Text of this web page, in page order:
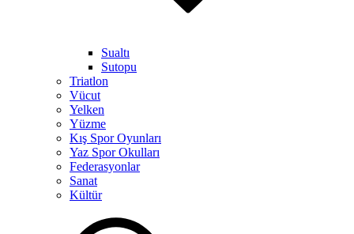
Sualtı
Sutopu
Triatlon
Vücut
Yelken
Yüzme
Kış Spor Oyunları
Yaz Spor Okulları
Federasyonlar
Sanat
Kültür